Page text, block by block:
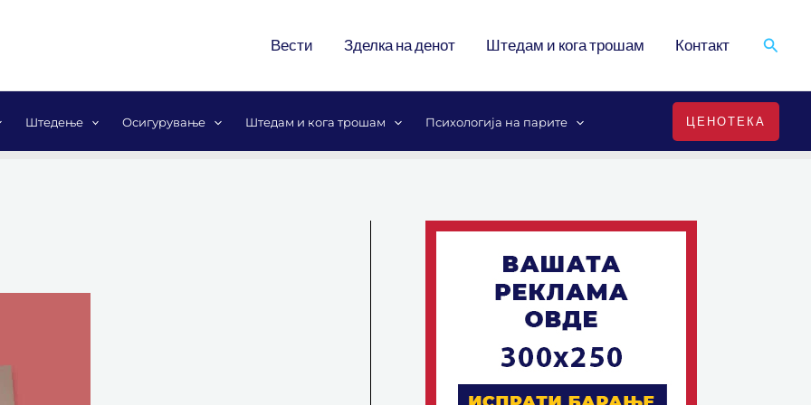
Вести Зделка на денот Штедам и кога трошам Контакт Search
Штедење Осигурување Штедам и кога трошам Психологија на парите ЦЕНОТЕКА